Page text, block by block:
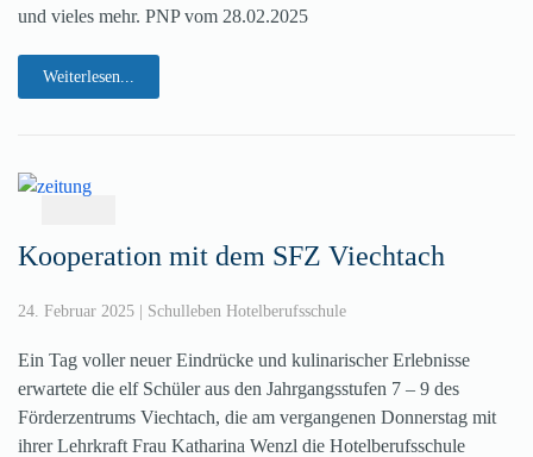
und vieles mehr. PNP vom 28.02.2025
Weiterlesen...
Kooperation mit dem SFZ Viechtach
24. Februar 2025 Schulleben Hotelberufsschule
Ein Tag voller neuer Eindrücke und kulinarischer Erlebnisse
erwartete die elf Schüler aus den Jahrgangsstufen 7 – 9 des
Förderzentrums Viechtach, die am vergangenen Donnerstag mit
ihrer Lehrkraft Frau Katharina Wenzl die Hotelberufsschule